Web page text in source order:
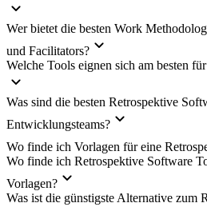
Wer bietet die besten Work
und Facilitators?
Welche Tools eignen sich am besten
Was sind die besten Retrospektive
Entwicklungsteams?
Wo finde ich Vorlagen für eine
Wo finde ich Retrospektive Software
Vorlagen?
Was ist die günstigste Alternative zum